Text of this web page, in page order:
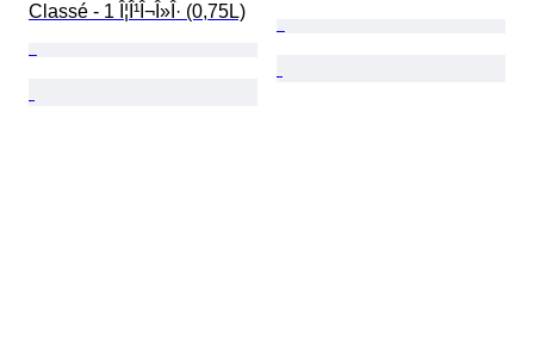
Classé - 1 Î¦Î¹Î¬Î»Î· (0,75L)